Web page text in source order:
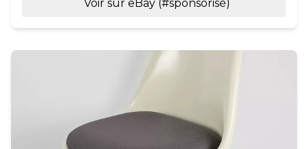
Voir sur eBay (#sponsorisé)